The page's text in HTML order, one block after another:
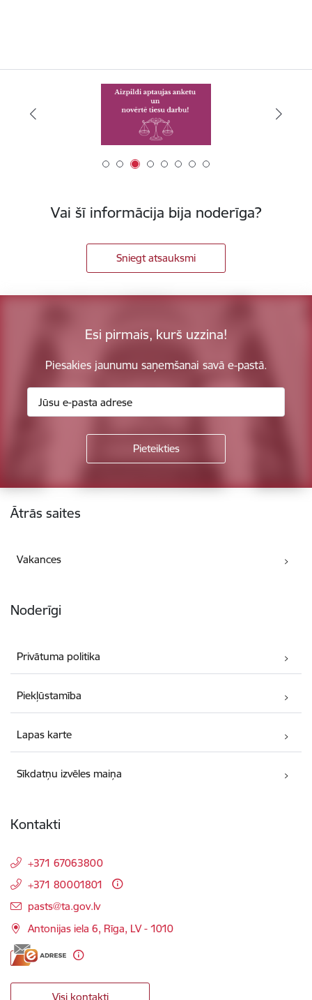
Vai šī informācija bija noderīga?
Sniegt atsauksmi
Esi pirmais, kurš uzzina!
Piesakies jaunumu saņemšanai savā e-pastā.
Kājene
Ātrās saites
Vakances
Noderīgi
Privātuma politika
Piekļūstamība
Lapas karte
Sīkdatņu izvēles maiņa
Kontakti
+371 67063800
+371 80001801
E-pasts:
pasts@ta.gov.lv
Antonijas iela 6, Rīga, LV - 1010
Visi kontakti